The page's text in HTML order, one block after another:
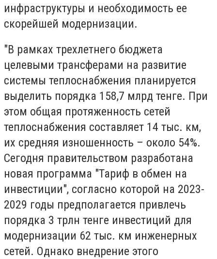
инфраструктуры и необходимость ее
скорейшей модернизации.
"В рамках трехлетнего бюджета
целевыми трансферами на развитие
системы теплоснабжения планируется
выделить порядка 158,7 млрд тенге. При
этом общая протяженность сетей
теплоснабжения составляет 14 тыс. км,
их средняя изношенность – около 54%.
Сегодня правительством разработана
новая программа "Тариф в обмен на
инвестиции", согласно которой на 2023-
2029 годы предполагается привлечь
порядка 3 трлн тенге инвестиций для
модернизации 62 тыс. км инженерных
сетей. Однако внедрение этого